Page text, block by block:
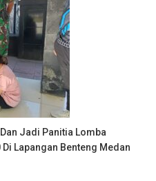
Jadi Panitia Lomba
Lapangan Benteng Medan